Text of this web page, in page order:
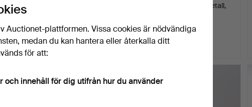
Klubbades 7 aug 2026
15 bud
TAKLAMPA, glas/metall,
Klubbades 7 aug 2026
1 bud
Auctionet-plattformen. Vissa cookies är nödvändiga
medan du kan hantera eller återkalla ditt
för att:
och innehåll för dig utifrån hur du använder